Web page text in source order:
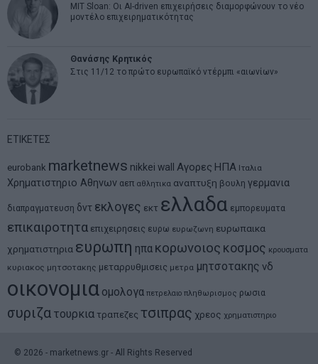
MIT Sloan: Οι AI-driven επιχειρήσεις διαμορφώνουν το νέο
μοντέλο επιχειρηματικότητας
Θανάσης Κρητικός
Στις 11/12 το πρώτο ευρωπαϊκό ντέρμπι «αιωνίων»
ΕΤΙΚΕΤΕΣ
eurobank marketnews nikkei wall Αγορες ΗΠΑ Ιταλια
Χρηματιστηριο Αθηνων αεπ αθλητικα αναπτυξη βουλη γερμανια
διαπραγματευση δντ εκλογες εκτ ελλαδα εμπορευματα
επικαιροτητα επιχειρησεις ευρω ευρωζωνη ευρωπαικα
χρηματιστηρια ευρωπη ηπα κορωνοιος κοσμος κρουσματα
κυριακος μητσοτακης μεταρρυθμισεις μετρα μητσοτακης νδ
οικονομια ομολογα πετρελαιο πληθωρισμος ρωσια
συριζα τουρκια τραπεζες τσιπρας χρεος χρηματιστηριο
© 2026 - marketnews.gr - All Rights Reserved